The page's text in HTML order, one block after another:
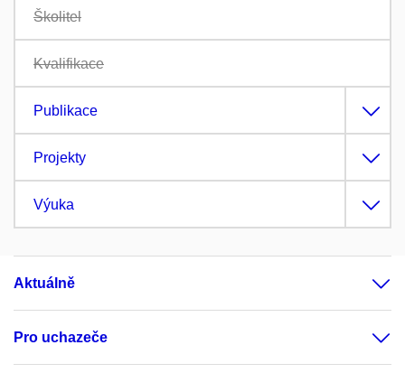
Školitel
Kvalifikace
Publikace
Projekty
Výuka
Aktuálně
Pro uchazeče